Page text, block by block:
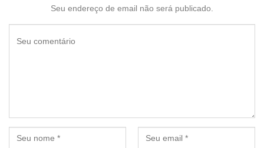
Seu endereço de email não será publicado.